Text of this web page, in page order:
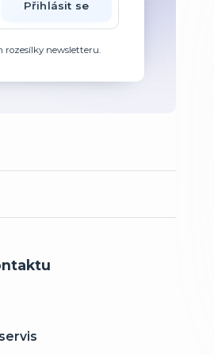
Přihlásit se
rozesílky newsletteru.